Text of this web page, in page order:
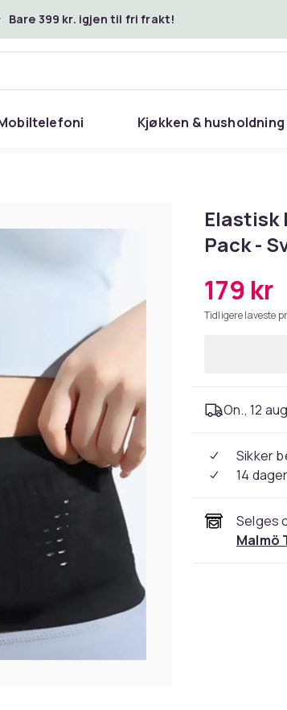
Bare 399 kr. igjen til fri frakt!
Kjøkken & husholdning
Elastisk
Pack -
179 kr
Tidligere laveste
On., 12
Sikker
14
Selges
Malmö